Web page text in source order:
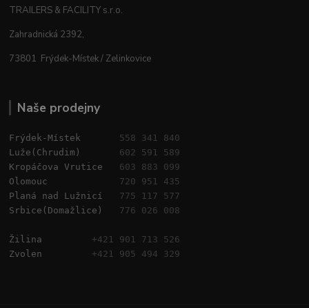
TRAILERS & FACILITY s.r.o.
Zahradnická 2392,
73801 Frýdek-Místek / Zelinkovice
Naše prodejny
Frýdek-Místek 558 341 840
Luže(Chrudim) 602 591 589
Kropáčova Vrutice 603 883 099
Olomouc 720 951 435
Planá nad Lužnicí 775 117 577
Srbice(Domažlice) 776 026 008
Žilina +421 901 713 526
Zvolen +421 905 494 329